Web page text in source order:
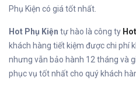
Phụ Kiện có giá tốt nhất.
Hot Phụ Kiện tự hào là công ty
khách hàng tiết kiệm được chi phí
nhưng vẫn bảo hành 12 tháng và
phục vụ tốt nhất cho quý khách